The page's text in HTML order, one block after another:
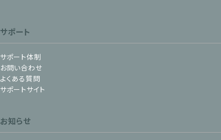
サポート
サポート体制
お問い合わせ
よくある質問
サポートサイト
お知らせ